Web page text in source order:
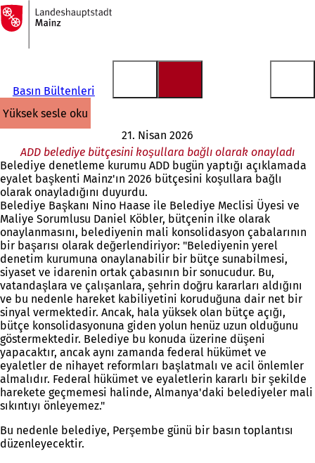
İçeriğe atla
Ana
sayfaya
Basın Bültenleri
yüksek sesle oku
21. Nisan 2026
ADD belediye bütçesini koşullara bağlı olarak onayladı
Belediye denetleme kurumu ADD bugün yaptığı açıklamada
eyalet başkenti Mainz'ın 2026 bütçesini koşullara bağlı
olarak onayladığını duyurdu.
Belediye Başkanı Nino Haase ile Belediye Meclisi Üyesi ve
Maliye Sorumlusu Daniel Köbler, bütçenin ilke olarak
onaylanmasını, belediyenin mali konsolidasyon çabalarının
bir başarısı olarak değerlendiriyor: "Belediyenin yerel
denetim kurumuna onaylanabilir bir bütçe sunabilmesi,
siyaset ve idarenin ortak çabasının bir sonucudur. Bu,
vatandaşlara ve çalışanlara, şehrin doğru kararları aldığını
ve bu nedenle hareket kabiliyetini koruduğuna dair net bir
sinyal vermektedir. Ancak, hala yüksek olan bütçe açığı,
bütçe konsolidasyonuna giden yolun henüz uzun olduğunu
göstermektedir. Belediye bu konuda üzerine düşeni
yapacaktır, ancak aynı zamanda federal hükümet ve
eyaletler de nihayet reformları başlatmalı ve acil önlemler
almalıdır. Federal hükümet ve eyaletlerin kararlı bir şekilde
harekete geçmemesi halinde, Almanya'daki belediyeler mali
sıkıntıyı önleyemez."
Bu nedenle belediye, Perşembe günü bir basın toplantısı
düzenleyecektir.